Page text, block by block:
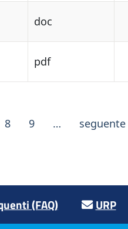
doc
pdf
8 9 … seguente
(FAQ) URP